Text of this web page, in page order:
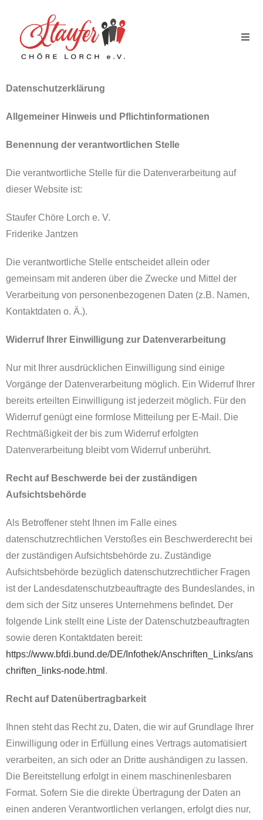
Datenschutzerklärung
Allgemeiner Hinweis und Pflichtinformationen
Benennung der verantwortlichen Stelle
Die verantwortliche Stelle für die Datenverarbeitung auf
dieser Website ist:
Staufer Chöre Lorch e. V.
Friderike Jantzen
Die verantwortliche Stelle entscheidet allein oder
gemeinsam mit anderen über die Zwecke und Mittel der
Verarbeitung von personenbezogenen Daten (z.B. Namen,
Kontaktdaten o. Ä.).
Widerruf Ihrer Einwilligung zur Datenverarbeitung
Nur mit Ihrer ausdrücklichen Einwilligung sind einige
Vorgänge der Datenverarbeitung möglich. Ein Widerruf Ihrer
bereits erteilten Einwilligung ist jederzeit möglich. Für den
Widerruf genügt eine formlose Mitteilung per E-Mail. Die
Rechtmäßigkeit der bis zum Widerruf erfolgten
Datenverarbeitung bleibt vom Widerruf unberührt.
Recht auf Beschwerde bei der zuständigen
Aufsichtsbehörde
Als Betroffener steht Ihnen im Falle eines
datenschutzrechtlichen Verstoßes ein Beschwerderecht bei
der zuständigen Aufsichtsbehörde zu. Zuständige
Aufsichtsbehörde bezüglich datenschutzrechtlicher Fragen
ist der Landesdatenschutzbeauftragte des Bundeslandes, in
dem sich der Sitz unseres Unternehmens befindet. Der
folgende Link stellt eine Liste der Datenschutzbeauftragten
sowie deren Kontaktdaten bereit:
https://www.bfdi.bund.de/DE/Infothek/Anschriften_Links/ans
chriften_links-node.html .
Recht auf Datenübertragbarkeit
Ihnen steht das Recht zu, Daten, die wir auf Grundlage Ihrer
Einwilligung oder in Erfüllung eines Vertrags automatisiert
verarbeiten, an sich oder an Dritte aushändigen zu lassen.
Die Bereitstellung erfolgt in einem maschinenlesbaren
Format. Sofern Sie die direkte Übertragung der Daten an
einen anderen Verantwortlichen verlangen, erfolgt dies nur,